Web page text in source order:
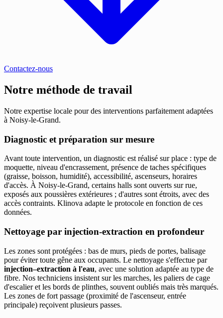
Contactez-nous
Notre méthode de travail
Notre expertise locale pour des interventions parfaitement adaptées
à Noisy-le-Grand.
Diagnostic et préparation sur mesure
Avant toute intervention, un diagnostic est réalisé sur place : type de
moquette, niveau d'encrassement, présence de taches spécifiques
(graisse, boisson, humidité), accessibilité, ascenseurs, horaires
d'accès. À Noisy-le-Grand, certains halls sont ouverts sur rue,
exposés aux poussières extérieures ; d'autres sont étroits, avec des
accès contraints. Klinova adapte le protocole en fonction de ces
données.
Nettoyage par injection-extraction en profondeur
Les zones sont protégées : bas de murs, pieds de portes, balisage
pour éviter toute gêne aux occupants. Le nettoyage s'effectue par
injection–extraction à l'eau, avec une solution adaptée au type de
fibre. Nos techniciens insistent sur les marches, les paliers de cage
d'escalier et les bords de plinthes, souvent oubliés mais très marqués.
Les zones de fort passage (proximité de l'ascenseur, entrée
principale) reçoivent plusieurs passes.